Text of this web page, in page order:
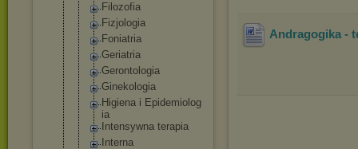
Filozofia
Fizjologia
Foniatria
Geriatria
Gerontologia
Ginekologia
Higiena i Epidemiolog
ia
Intensywna terapia
Interna
Andragogika -